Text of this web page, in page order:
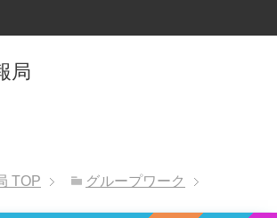
局
TOP グループワーク